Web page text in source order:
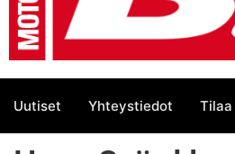
Uutiset Yhteystiedot Tilaa